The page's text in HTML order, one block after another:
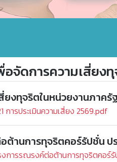
อจัดการความเสี่ยง
ยงทุจริตในหน่วยงานภาครั
การประเมินความเสี่ยง 2569.pdf
ต้านการทุจริตคอร์รัปชั่น ป
งการรณรงค์ต่อต้านการทุจริตคอร์